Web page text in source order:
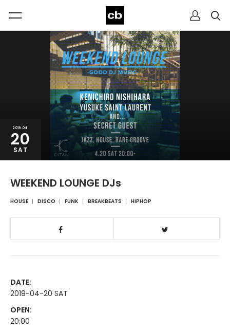
2019.04
20
SAT
WEEKEND LOUNGE DJs
HOUSE DISCO FUNK BREAKBEATS HIPHOP
DATE:
2019-04-20 SAT
OPEN:
20:00